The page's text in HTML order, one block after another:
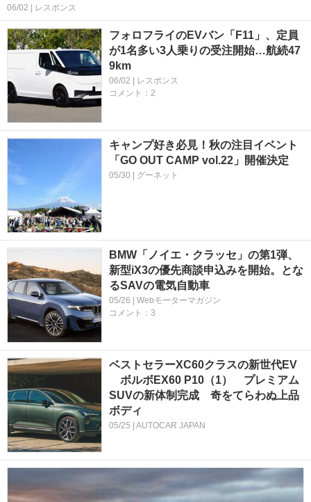
06/02 | レスポンス
フォロフライのEVバン「F11」、定員
が1名多い3人乗りの受注開始…航続47
9km
06/02 | レスポンス
コメント：2
キャンプ好き必見！秋の注目イベント
「GO OUT CAMP vol.22」開催決定
05/30 | グーネット
BMW「ノイエ・クラッセ」の第1弾、
新型iX3の優先商談申込みを開始。とな
るSAVの電気自動車
05/26 | Webモーターマガジン
コメント：3
ベストセラーXC60クラスの新世代EV
ボルボEX60 P10（1） プレミアム
SUVの新体制完成 奇をてらわぬ上品
ボディ
05/25 | AUTOCAR JAPAN